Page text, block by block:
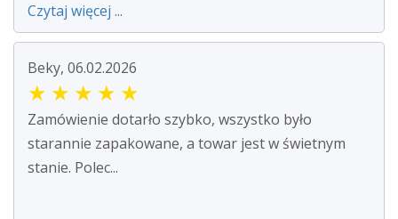
Czytaj więcej ...
Beky, 06.02.2026
★ ★ ★ ★ ★
Zamówienie dotarło szybko, wszystko było
starannie zapakowane, a towar jest w świetnym
stanie. Polec...